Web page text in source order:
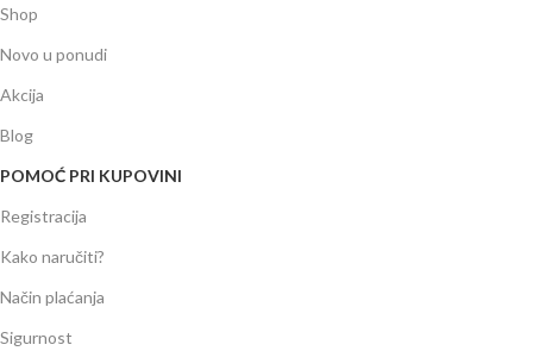
Shop
Novo u ponudi
Akcija
Blog
POMOĆ PRI KUPOVINI
Registracija
Kako naručiti?
Način plaćanja
Sigurnost